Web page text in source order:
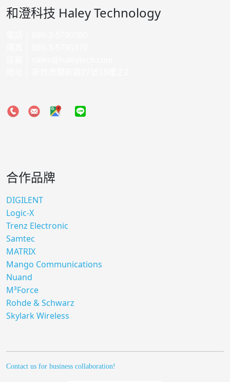
和澄科技 Haley Technology
合作品牌
DIGILENT
Logic-X
Trenz Electronic
Samtec
MATRIX
Mango Communications
Nuand
M³Force
Rohde & Schwarz
Skylark Wireless
Contact us for business collaboration!